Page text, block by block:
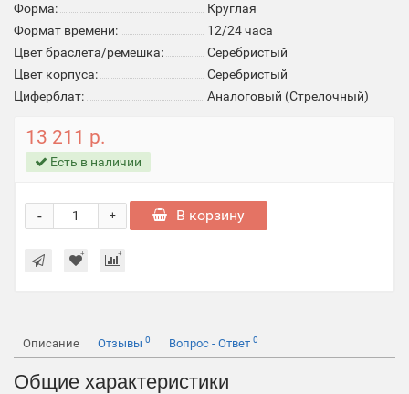
Форма:
Круглая
Формат времени:
12/24 часа
Цвет браслета/ремешка:
Серебристый
Цвет корпуса:
Серебристый
Циферблат:
Аналоговый (Стрелочный)
13 211 р.
Есть в наличии
+
- В корзину
Описание Отзывы 0 Вопрос - Ответ 0
Общие характеристики